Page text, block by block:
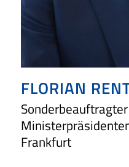
FLORIAN
Frankfurt